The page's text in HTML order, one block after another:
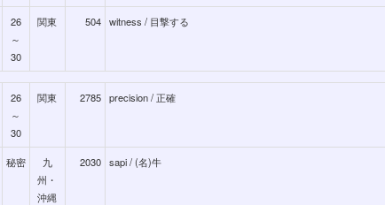
26
～
30
関東 504 witness / 目撃する
26
～
30
関東 2785 precision / 正確
秘密
九
州・
沖縄
2030 sapi / (名)牛